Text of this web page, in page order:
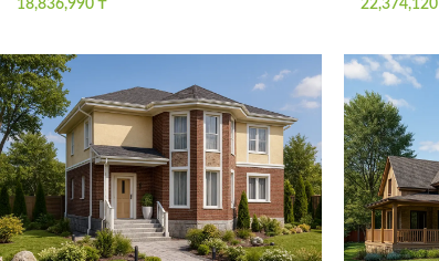
18,836,990 ₸ 22,374,120